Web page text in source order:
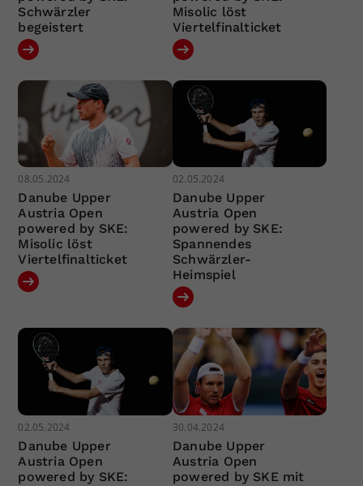
Schwärzler
begeistert
Misolic löst
Viertelfinalticket
08.05.2024
Danube Upper
Austria Open
powered by SKE:
Misolic löst
Viertelfinalticket
02.05.2024
Danube Upper
Austria Open
powered by SKE:
Spannendes
Schwärzler-
Heimspiel
02.05.2024
Danube Upper
Austria Open
powered by SKE:
30.04.2024
Danube Upper
Austria Open
powered by SKE mit